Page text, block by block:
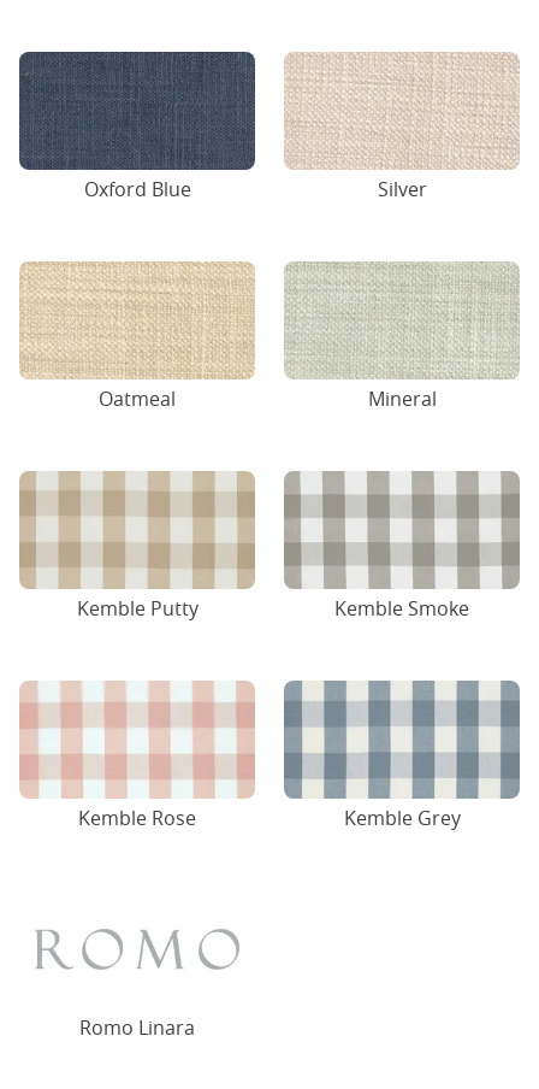
Oxford Blue Silver
Oatmeal Mineral
Kemble Putty Kemble Smoke
Kemble Rose Kemble Grey
Romo Linara